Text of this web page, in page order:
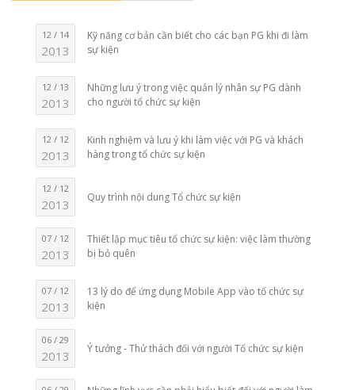
12 / 14
2013
Kỹ năng cơ bản cần biết cho các bạn PG khi đi làm
sự kiện
12 / 13
2013
Những lưu ý trong việc quản lý nhân sự PG dành
cho người tổ chức sự kiện
12 / 12
2013
Kinh nghiệm và lưu ý khi làm việc với PG và khách
hàng trong tổ chức sự kiện
12 / 12
2013 Quy trình nội dung Tổ chức sự kiện
07 / 12
2013
Thiết lập mục tiêu tổ chức sự kiện: việc làm thường
bị bỏ quên
07 / 12
2013
13 lý do để ứng dụng Mobile App vào tổ chức sự
kiện
06 / 29
2013 Ý tưởng - Thử thách đối với người Tổ chức sự kiện